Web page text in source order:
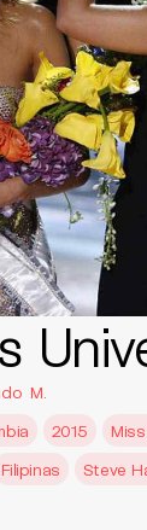
M.
2015
Filipinas Steve